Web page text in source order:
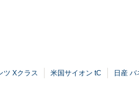
ツ Xクラス 米国サイオン tC
日産 バ